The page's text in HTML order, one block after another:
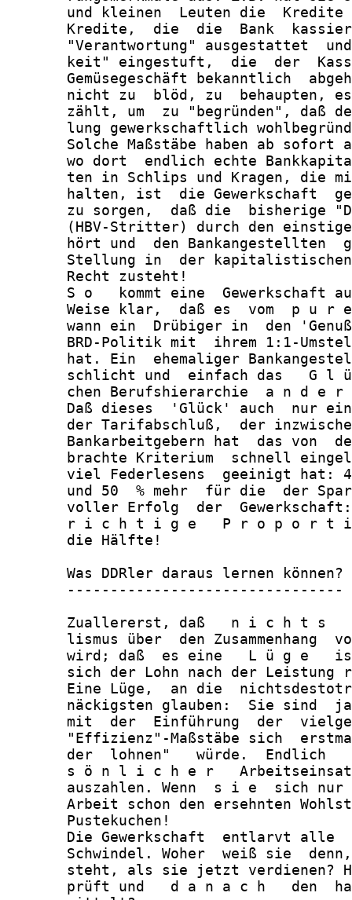
und kleinen  Leuten die
Kredite,  die  die  Bank
"Verantwortung" ausgestattet
keit" eingestuft,  die  der
Gemüsegeschäft bekanntlich
nicht zu  blöd, zu  behaupten,
zählt, um  zu "begründen", daß
lung gewerkschaftlich
Solche Maßstäbe haben ab sofort
wo dort  endlich echte
ten in Schlips und Kragen, die
halten, ist  die Gewerkschaft
zu sorgen,  daß die  bisherige
(HBV-Stritter) durch den
hört und  den Bankangestellten
Stellung in  der
       Recht zusteht!
S o   kommt eine  Gewerkschaft
Weise klar,  daß es  vom  p u r
wann ein  Drübiger in  den
BRD-Politik mit  ihrem 1:1-
hat. Ein  ehemaliger
schlicht und  einfach das   G l
chen Berufshierarchie  a n d e
Daß dieses  'Glück' auch  nur
der Tarifabschluß,  der
Bankarbeitgebern hat  das von
brachte Kriterium  schnell
viel Federlesens  geeinigt hat:
und 50  % mehr  für die  der
voller Erfolg  der
r i c h t i g e   P r o p o r t
       die Hälfte!
       Was DDRler daraus lernen können?
       --------------------------------
Zuallererst, daß   n i c h t s
lismus über  den Zusammenhang
wird; daß  es eine   L ü g e
sich der Lohn nach der Leistung
Eine Lüge,  an die
näckigsten glauben:  Sie sind
mit  der  Einführung  der
"Effizienz"-Maßstäbe sich
der  lohnen"   würde.  Endlich
s ö n l i c h e r
auszahlen. Wenn  s i e  sich
Arbeit schon den ersehnten
       Pustekuchen!
Die Gewerkschaft  entlarvt alle
Schwindel. Woher  weiß sie
steht, als sie jetzt verdienen?
prüft und   d a n a c h   den